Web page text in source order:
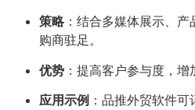
策略：结合多媒体展示、产
购商驻足。
优势 ：提高客户参与度，增
应用示例 ：品推外贸软件